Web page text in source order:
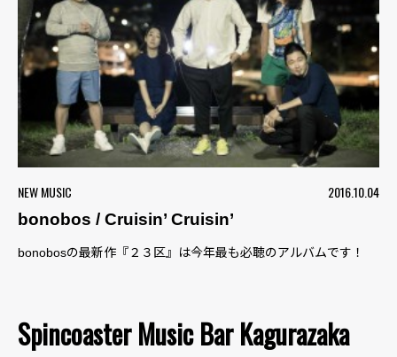
NEW MUSIC
2016.10.04
bonobos / Cruisin’ Cruisin’
bonobosの最新作『２３区』は今年最も必聴のアルバムです！
Spincoaster Music Bar Kagurazaka